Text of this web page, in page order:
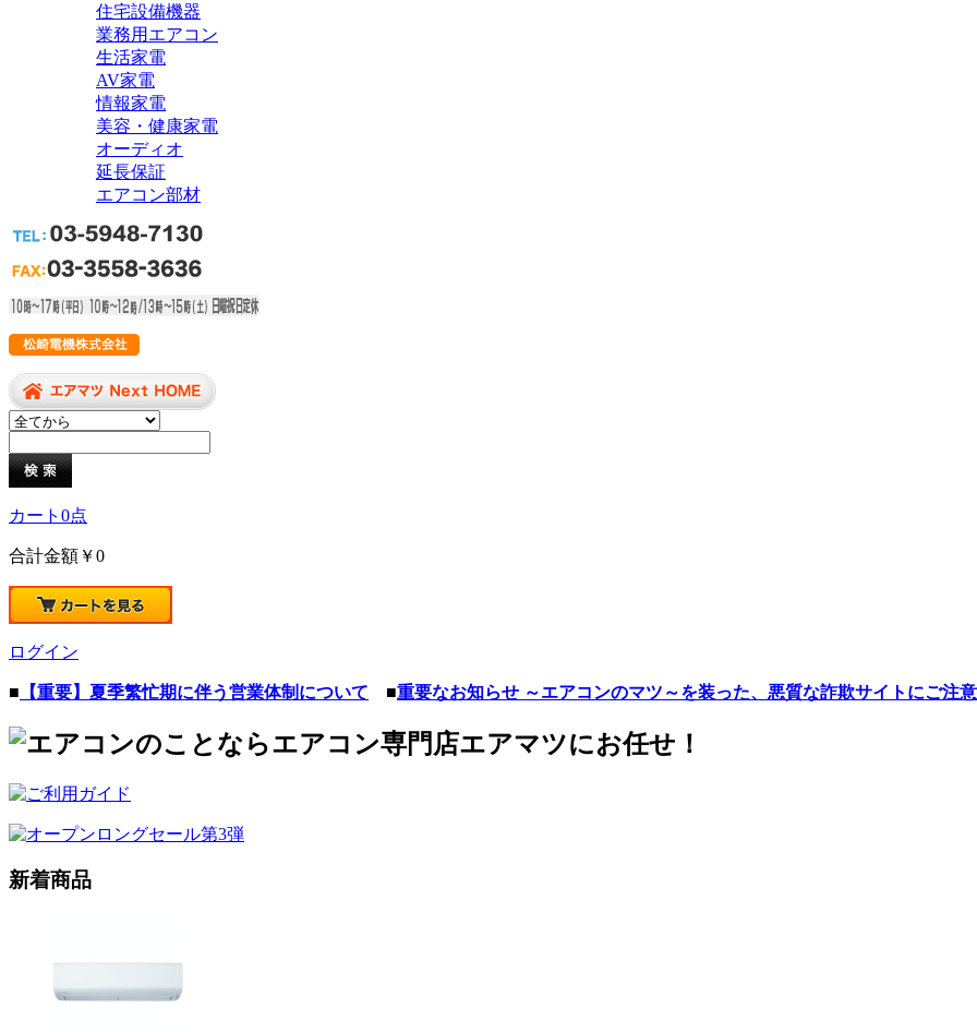
住宅設備機器
業務用エアコン
生活家電
AV家電
情報家電
美容・健康家電
オーディオ
延長保証
エアコン部材
カート 0点
合計金額 ￥0
ログイン
■ 【重要】夏季繁忙期に伴う営業体制について ■重要なお知らせ ～エアコンのマツ～を装った、悪質な詐欺サイトにご注意
新着商品